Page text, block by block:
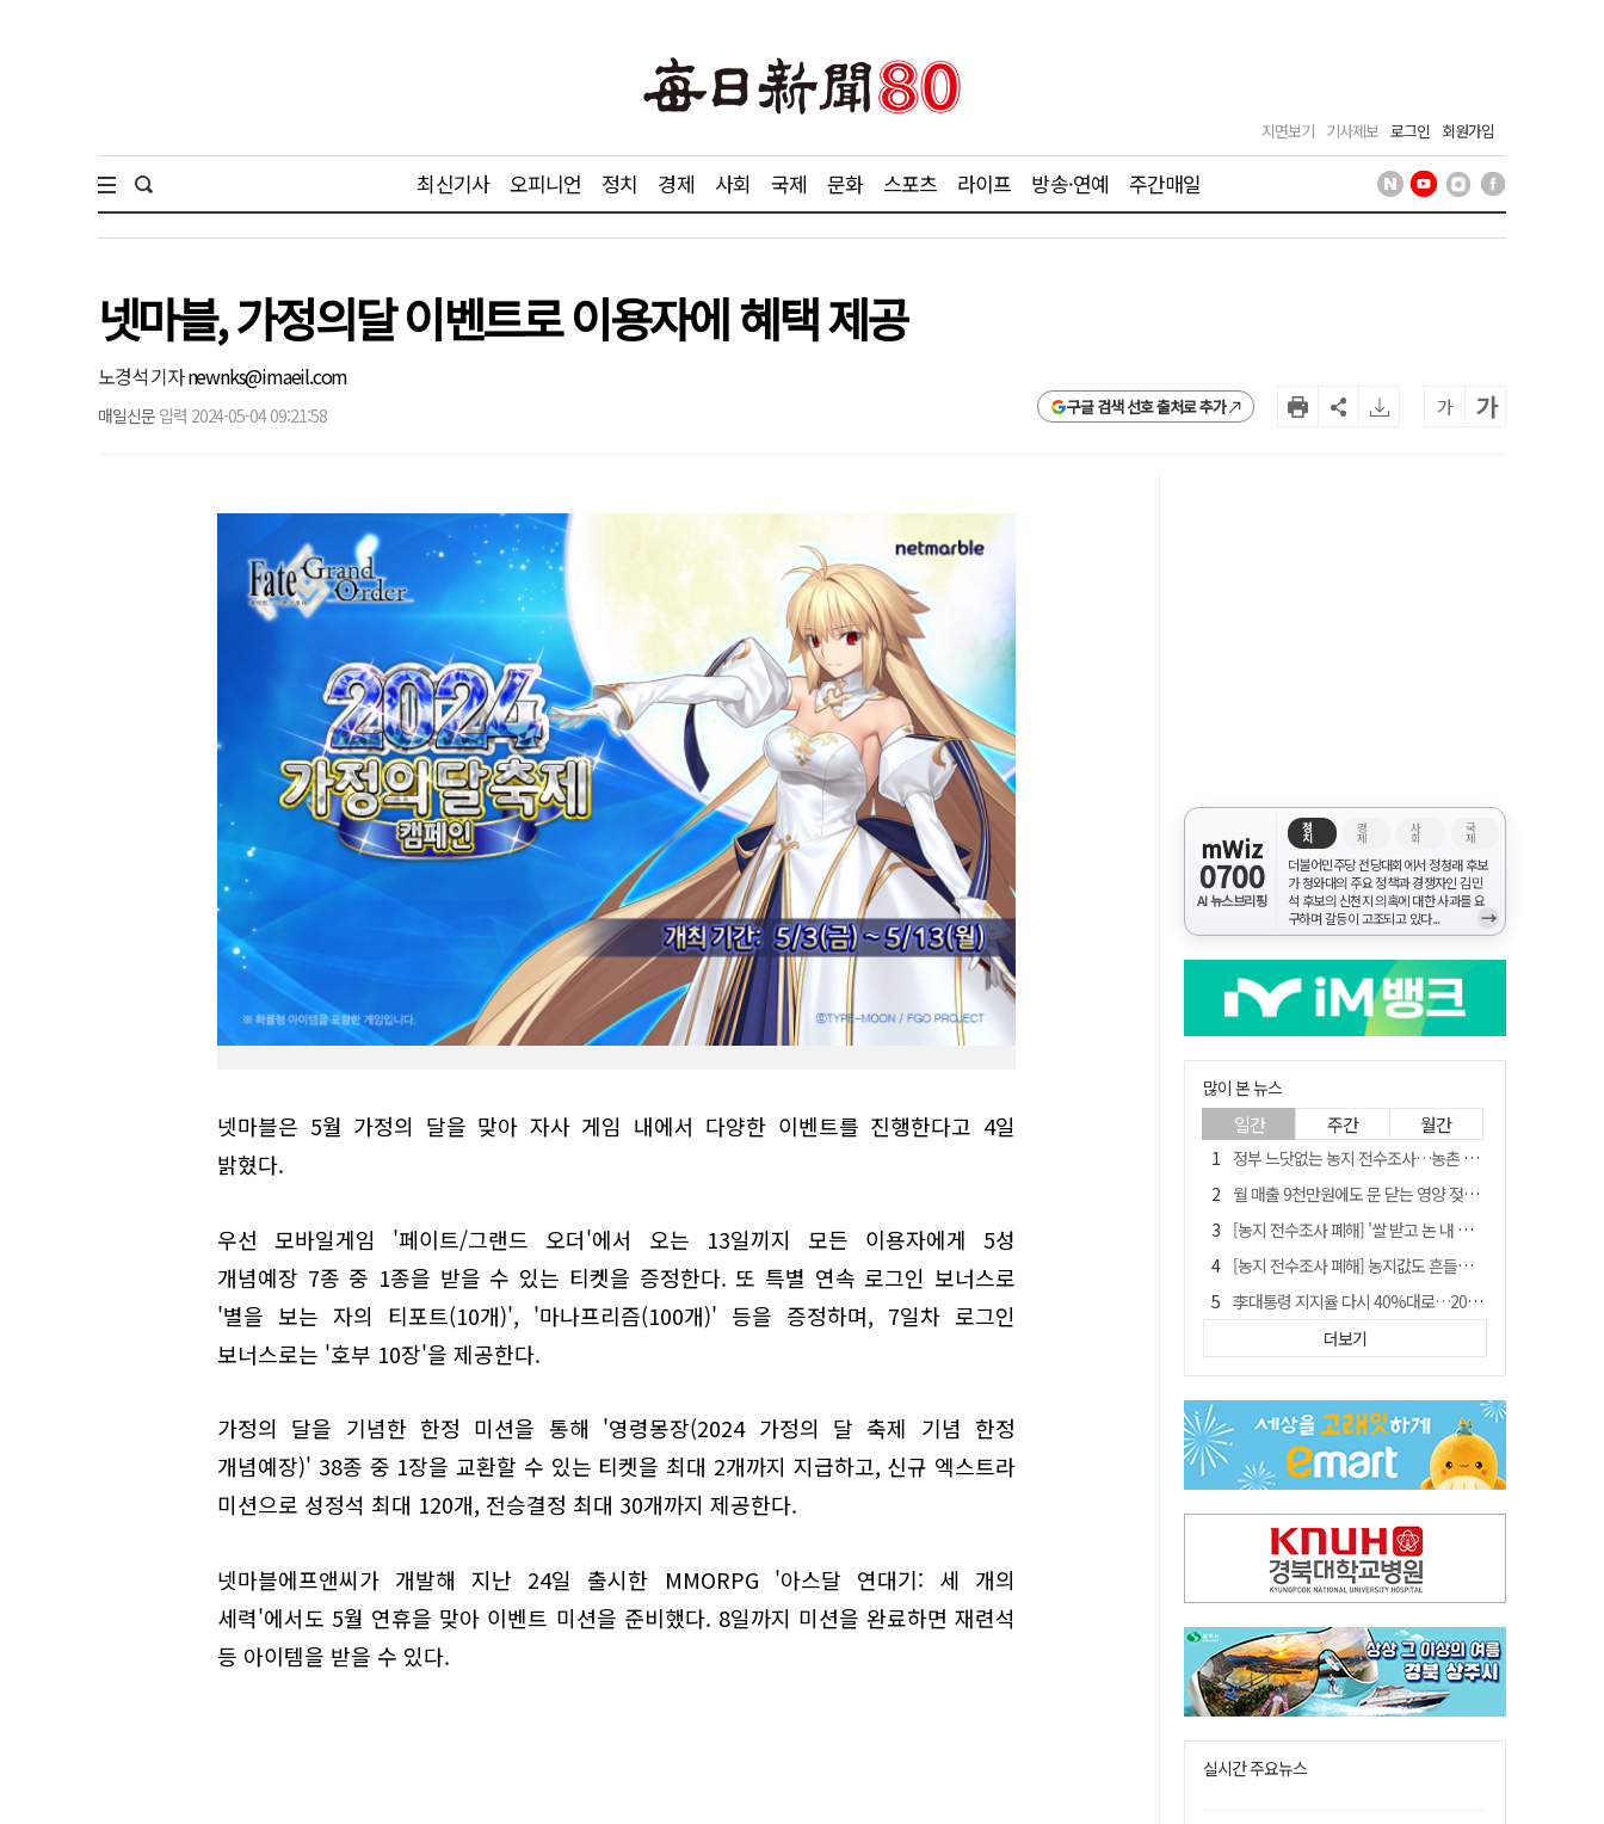
지면보기 기사제보 로그인 회원가입
최신기사 오피니언 정치 경제 사회 국제 문화 스포츠 라이프 방송·연예 주간매일
넷마블, 가정의달 이벤트로 이용자에 혜택 제공
노경석 기자newnks@imaeil.com
매일신문 입력 2024-05-04 09:21:58 구글 검색 선호 출처로 추가 가 가
넷마블은 5월 가정의 달을 맞아 자사 게임 내에서 다양한 이벤트를 진행한다고 4일
밝혔다.
우선 모바일게임 '페이트/그랜드 오더'에서 오는 13일끼지 모든 이용자에게 5성
개념예장 7종 중 1종을 받을 수 있는 티켓을 증정한다. 또 특별 연속 로그인 보너스로
'별을 보는 자의 티포트(10개)', '마나프리즘(100개)' 등을 증정하며, 7일차 로그인
보너스로는 '호부 10장'을 제공한다.
가정의 달을 기념한 한정 미션을 통해 '영령몽장(2024 가정의 달 축제 기념 한정
개념예장)' 38종 중 1장을 교환할 수 있는 티켓을 최대 2개까지 지급하고, 신규 엑스트라
미션으로 성정석 최대 120개, 전승결정 최대 30개까지 제공한다.
넷마블에프앤씨가 개발해 지난 24일 출시한 MMORPG '아스달 연대기: 세 개의
세력'에서도 5월 연휴을 맞아 이벤트 미션을 준비했다. 8일까지 미션을 완료하면 재련석
등 아이템을 받을 수 있다.
mWiz
0700
AI 뉴스브리핑
정
치
경
제
사
회
국
제
더불어민주당 전당대회에서 정청래 후보
가 청와대의 주요 정책과 경쟁자인 김민
석 후보의 신천지 의혹에 대한 사과를 요
구하며 갈등이 고조되고 있다...
→
많이 본 뉴스
일간 주간 월간
정부 느닷없는 농지 전수조사…농촌 들쑤시는 '경자유전'의 칼날
월 매출 9천만원에도 문 닫는 영양 젖소농장… "일할 사람이 없어"
[농지 전수조사 폐해] '쌀 받고 논 내 준' 도지농 이제 어쩌나?
[농지 전수조사 폐해] 농지값도 흔들리나…"도지 막히면 헐값 매물 나올 수도"
李대통령 지지율 다시 40%대로…20대는 18.8%p 급락
유승민 "尹 졸업한 서울대 법대·충암고도 없애야"…李 육사 통합 직격
지역활성화 펀드 9호…포항 AI 데이터센터에 6천억 투입
국민 51.9% "李 대통령 재판 재개 필요하다"
'솔리다임 IPO 추진설' SK하이닉스, 주가 9% 급락
더보기
실시간 주요뉴스